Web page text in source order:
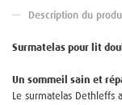
Description du
Surmatelas pour lit
Un sommeil sain et
Le surmatelas Dethleffs